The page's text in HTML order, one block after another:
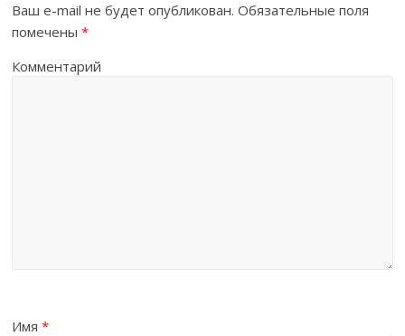
Ваш e-mail не будет опубликован. Обязательные поля
помечены*
Комментарий
Имя*